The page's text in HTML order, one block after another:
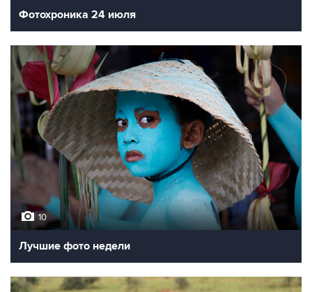
Фотохроника 24 июля
10
Лучшие фото недели